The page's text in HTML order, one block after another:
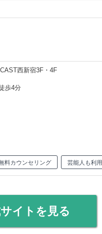
西新宿3F・4F
歩4分
料カウンセリング 芸能人も利用
イトを見る